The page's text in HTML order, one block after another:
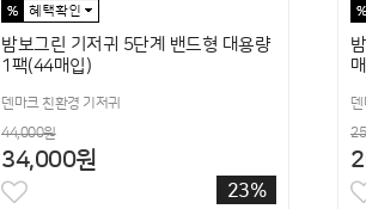
밤보그린 기저귀 5단계 밴드형 대용량
1팩(44매입)
덴마크 친환경 기저귀
44,000원
34,000원
23%
덴